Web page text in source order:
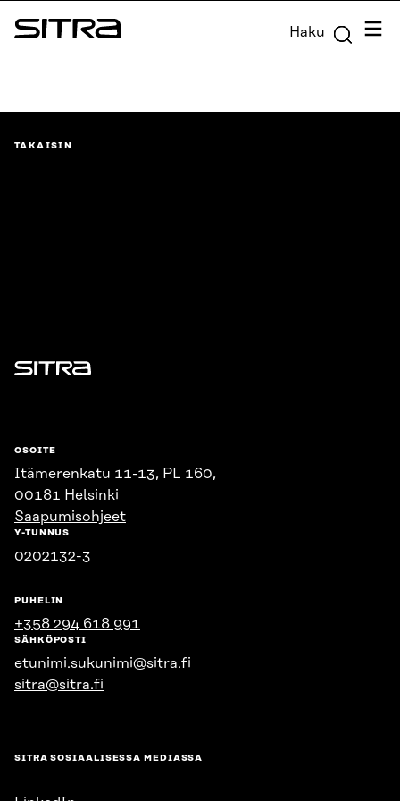
Siirry
suoraan
Sitra Haku
TAKAISIN
Sitra
OSOITE
Itämerenkatu 11-13, PL 160,
00181 Helsinki
Saapumisohjeet
Y-TUNNUS
0202132-3
PUHELIN
+358 294 618 991
SÄHKÖPOSTI
etunimi.sukunimi@sitra.fi
sitra@sitra.fi
SITRA SOSIAALISESSA MEDIASSA